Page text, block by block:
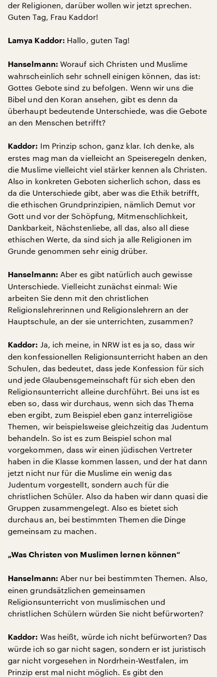
der Religionen, darüber wollen wir jetzt sprechen.
Guten Tag, Frau Kaddor!
Lamya Kaddor: Hallo, guten Tag!
Hanselmann: Worauf sich Christen und Muslime
wahrscheinlich sehr schnell einigen können, das ist:
Gottes Gebote sind zu befolgen. Wenn wir uns die
Bibel und den Koran ansehen, gibt es denn da
überhaupt bedeutende Unterschiede, was die Gebote
an den Menschen betrifft?
Kaddor: Im Prinzip schon, ganz klar. Ich denke, als
erstes mag man da vielleicht an Speiseregeln denken,
die Muslime vielleicht viel stärker kennen als Christen.
Also in konkreten Geboten sicherlich schon, dass es
da die Unterschiede gibt, aber was die Ethik betrifft,
die ethischen Grundprinzipien, nämlich Demut vor
Gott und vor der Schöpfung, Mitmenschlichkeit,
Dankbarkeit, Nächstenliebe, all das, also all diese
ethischen Werte, da sind sich ja alle Religionen im
Grunde genommen sehr einig drüber.
Hanselmann: Aber es gibt natürlich auch gewisse
Unterschiede. Vielleicht zunächst einmal: Wie
arbeiten Sie denn mit den christlichen
Religionslehrerinnen und Religionslehrern an der
Hauptschule, an der sie unterrichten, zusammen?
Kaddor: Ja, ich meine, in NRW ist es ja so, dass wir
den konfessionellen Religionsunterricht haben an den
Schulen, das bedeutet, dass jede Konfession für sich
und jede Glaubensgemeinschaft für sich eben den
Religionsunterricht alleine durchführt. Bei uns ist es
eben so, dass wir durchaus, wenn sich das Thema
eben ergibt, zum Beispiel eben ganz interreligiöse
Themen, wir beispielsweise gleichzeitig das Judentum
behandeln. So ist es zum Beispiel schon mal
vorgekommen, dass wir einen jüdischen Vertreter
haben in die Klasse kommen lassen, und der hat dann
jetzt nicht nur für die Muslime ein wenig das
Judentum vorgestellt, sondern auch für die
christlichen Schüler. Also da haben wir dann quasi die
Gruppen zusammengelegt. Also es bietet sich
durchaus an, bei bestimmten Themen die Dinge
gemeinsam zu machen.
„Was Christen von Muslimen lernen können“
Hanselmann: Aber nur bei bestimmten Themen. Also,
einen grundsätzlichen gemeinsamen
Religionsunterricht von muslimischen und
christlichen Schülern würden Sie nicht befürworten?
Kaddor: Was heißt, würde ich nicht befürworten? Das
würde ich so gar nicht sagen, sondern er ist juristisch
gar nicht vorgesehen in Nordrhein-Westfalen, im
Prinzip erst mal nicht möglich. Es gibt den